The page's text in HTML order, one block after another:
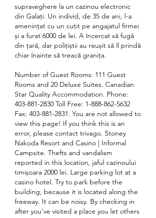
supraveghere la un cazinou electronic
din Galați. Un individ, de 35 de ani, l-a
amenințat cu un cuțit pe angajatul firmei
și a furat 6000 de lei. A încercat să fugă
din țară, dar polițiștii au reușit să îl prindă
chiar înainte să treacă granița.
Number of Guest Rooms: 111 Guest
Rooms and 20 Deluxe Suites. Canadian
Star Quality Accommodation. Phone:
403-881-2830 Toll Free: 1-888-862-5632
Fax: 403-881-2831. You are not allowed to
view this page! If you think this is an
error, please contact trivago. Stoney
Nakoda Resort and Casino | Informal
Campsite. Thefts and vandalism
reported in this location, jaful cazinoului
timișoara 2000 lei. Large parking lot at a
casino hotel. Try to park before the
building, because it is located along the
freeway. It can be noisy. By checking in
after you've visited a place you let others